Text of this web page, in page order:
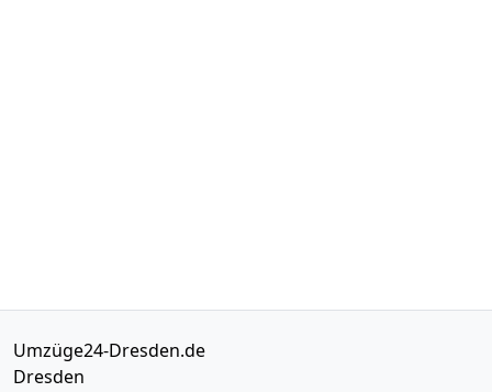
Umzüge24-Dresden.de
Dresden